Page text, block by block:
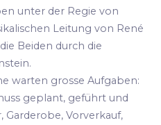
unter der Regie von
Leitung von René
Beiden durch die
warten grosse Aufgaben:
geplant, geführt und
Garderobe, Vorverkauf,